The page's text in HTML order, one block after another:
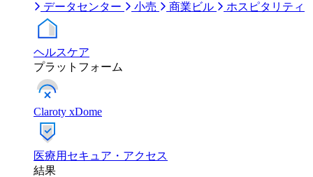
データセンター
小売 商業ビル ホスピタリティ
ヘルスケア
プラットフォーム
Claroty xDome
医療用セキュア・アクセス
結果